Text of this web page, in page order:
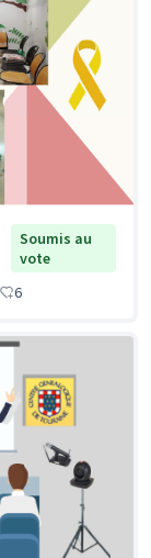
Soumis au
vote
6